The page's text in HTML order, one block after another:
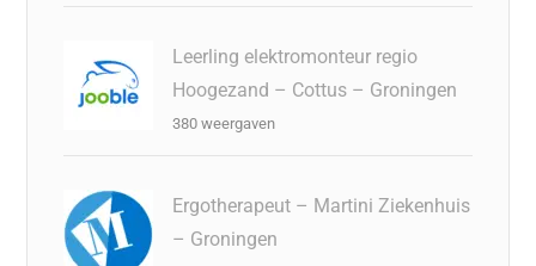
Leerling elektromonteur regio
Hoogezand – Cottus – Groningen
380 weergaven
Ergotherapeut – Martini Ziekenhuis
– Groningen